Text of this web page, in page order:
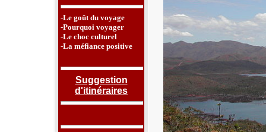
-Le goût du voyage
-Pourquoi voyager
-Le choc culturel
-La méfiance positive
Suggestion
d'itinéraires